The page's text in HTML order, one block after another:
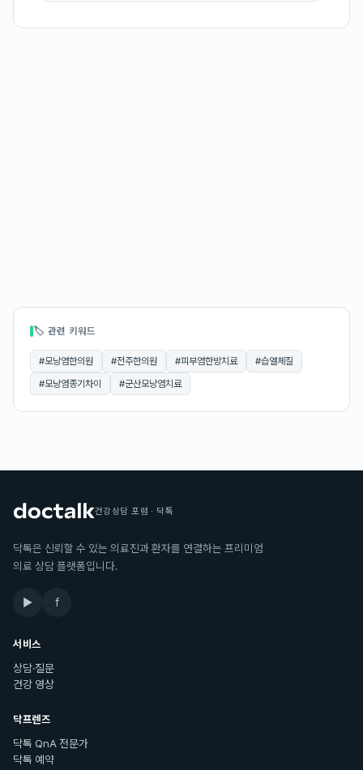
🏷 관련 키워드
#모낭염한의원 #전주한의원 #피부염한방치료 #습열체질
#모낭염종기차이 #군산모낭염치료
건강상담 포럼 · 닥톡
닥톡은 신뢰할 수 있는 의료진과 환자를 연결하는 프리미엄
의료 상담 플랫폼입니다.
▶ f
서비스
상담·질문
건강 영상
닥프렌즈
닥톡 QnA 전문가
닥톡 예약